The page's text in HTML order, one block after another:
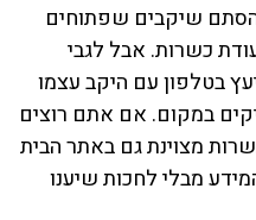
שיקבים שפתוחים
כשרות. אבל לגבי
בטלפון עם היקב עצמו
במקום. אם אתם רוצים
מצוינת גם באתר הבית
מבלי לחכות שיענו